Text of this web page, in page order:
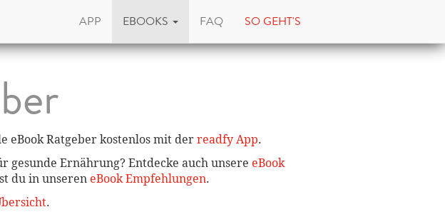
APP EBOOKS FAQ SO GEHT'S
eBook Ratgeber kostenlos mit derreadfy App.
gesunde Ernährung? Entdecke auch unsere eBook
du in unseren eBook Empfehlungen.
.